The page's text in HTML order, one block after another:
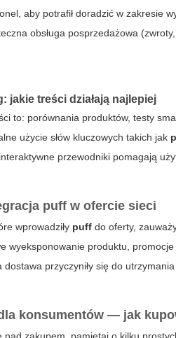
aby potrafił doradzić w zakresie
obsługa posprzedażowa
jakie treści działają najlepiej
to: porównania produktów, testy
użycie słów kluczowych takich jak
przewodniki pomagają
puff w ofercie sieci
wprowadziły puff do oferty,
wyeksponowanie produktu,
dostawa przyczyniły się do
konsumentów — jak